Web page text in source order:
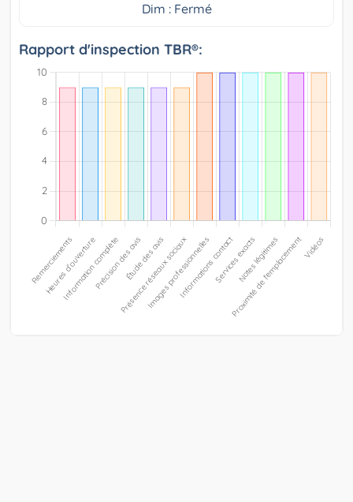
Dim : Fermé
Rapport d'inspection TBR®: